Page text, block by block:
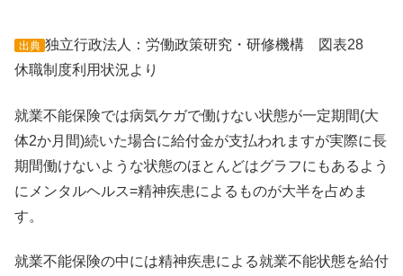
出典 独立行政法人：労働政策研究・研修機構 図表28
休職制度利用状況より
就業不能保険では病気ケガで働けない状態が一定期間(大
体2か月間)続いた場合に給付金が支払われますが実際に長
期間働けないような状態のほとんどはグラフにもあるよう
にメンタルヘルス=精神疾患によるものが大半を占めま
す。
就業不能保険の中には精神疾患による就業不能状態を給付